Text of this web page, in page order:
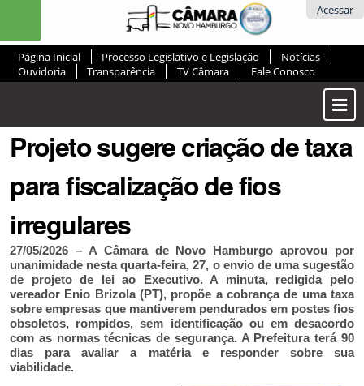
Acessar
Página Inicial Processo Legislativo e Legislação
Notícias
Ouvidoria
Transparência TV Câmara Fale Conosco
ou
Projeto sugere criação de taxa
para fiscalização de fios
irregulares
27/05/2026 – A Câmara de Novo Hamburgo aprovou por
unanimidade nesta quarta-feira, 27, o envio de uma sugestão
de projeto de lei ao Executivo. A minuta, redigida pelo
vereador Enio Brizola (PT), propõe a cobrança de uma taxa
sobre empresas que mantiverem pendurados em postes fios
obsoletos, rompidos, sem identificação ou em desacordo
com as normas técnicas de segurança. A Prefeitura terá 90
dias para avaliar a matéria e responder sobre sua
viabilidade.